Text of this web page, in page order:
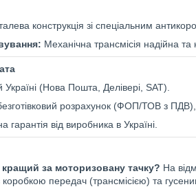
конструкція зі спеціальним
Механічна трансмісія надійна та
Україні (Нова Пошта, Делівері, SAT).
розрахунок (ФОП/ТОВ з
гарантія від виробника в Україні.
за моторизовану тачку? На
передач (трансмісією) та